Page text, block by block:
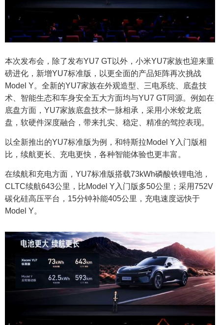
本次发布会，除了发布YU7 GT以外，小米YU7家族也迎来重
磅进化，新增YU7标准版，以更全面的产品矩阵再次挑战
Model Y。全新的YU7家族在外观造型、三电系统、底盘技
术、智能生态和车身安全五大方面均与YU7 GT同源。例如在
底盘方面，YU7家族底盘技术一脉相承，采用小米蛟龙底
盘，软硬件深度融合，带来扎实、稳定、精准的驾控表现。
以全新推出的YU7标准版为例，和特斯拉Model Y入门版相
比，续航更长、充电更快，各种智能体验也更丰富。
在续航和充电方面，YU7标准版搭载73kWh磷酸铁锂电池，
CLTC续航643公里，比Model Y入门版多50公里；采用752V
碳化硅高压平台，15分钟补能405公里，充电速度远快于
Model Y。